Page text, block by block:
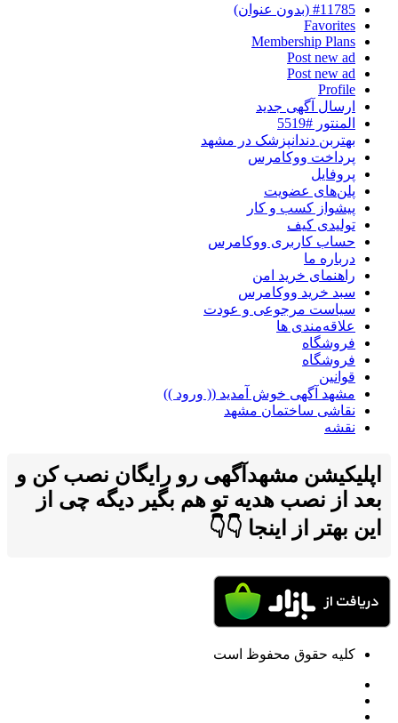
#11785 (بدون عنوان)
Favorites
Membership Plans
Post new ad
Post new ad
Profile
ارسال آگهی جدید
المنتور #5519
بهتربن دندانپزشک در مشهد
پرداخت ووکامرس
پروفایل
پلن‌های عضویت
پیشواز کسب و کار
تولیدی کیف
حساب کاربری ووکامرس
درباره ما
راهنمای خرید امن
سبد خرید ووکامرس
سیاست مرجوعی و عودت
علاقه‌مندی ها
فروشگاه
فروشگاه
قوانین
مشهد آگهی خوش آمدید (( ورود ))
نقاشی ساختمان مشهد
نقشه
اپلیکیشن مشهدآگهی رو رایگان نصب کن و
بعد از نصب هدیه تو هم بگیر دیگه چی از
این بهتر از اینجا 👇👇
کلیه حقوق محفوظ است